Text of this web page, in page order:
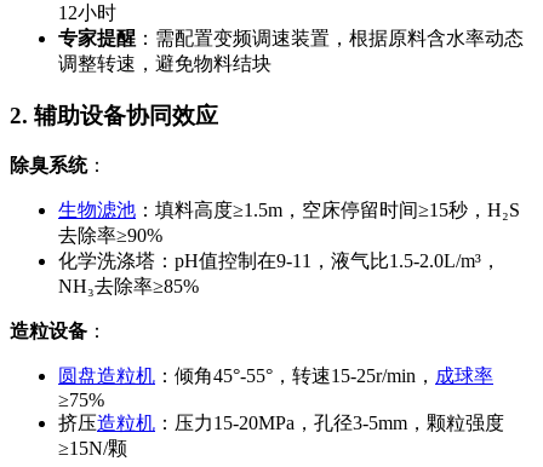
12小时
专家提醒 ：需配置变频调速装置，根据原料含水率动态
调整转速，避免物料结块
2. 辅助设备协同效应
除臭系统：
生物滤池 ：填料高度≥1.5m，空床停留时间≥15秒，H₂S
去除率≥90%
化学洗涤塔：pH值控制在9-11，液气比1.5-2.0L/m³，
NH₃去除率≥85%
造粒设备 ：
圆盘造粒机 ：倾角45°-55°，转速15-25r/min， 成球率
≥75%
挤压造粒机 ：压力15-20MPa，孔径3-5mm，颗粒强度
≥15N/颗